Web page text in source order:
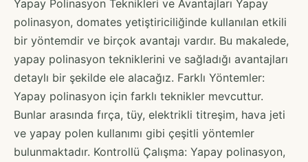
Yapay Polinasyon Teknikleri ve Avantajları Yapay
polinasyon, domates yetiştiriciliğinde kullanılan etkili
bir yöntemdir ve birçok avantajı vardır. Bu makalede,
yapay polinasyon tekniklerini ve sağladığı avantajları
detaylı bir şekilde ele alacağız. Farklı Yöntemler:
Yapay polinasyon için farklı teknikler mevcuttur.
Bunlar arasında fırça, tüy, elektrikli titreşim, hava jeti
ve yapay polen kullanımı gibi çeşitli yöntemler
bulunmaktadır. Kontrollü Çalışma: Yapay polinasyon,